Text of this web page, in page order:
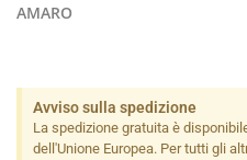
AMARO
Avviso sulla spedizione
La spedizione gratuita è
dell'Unione Europea. Per tutti gli